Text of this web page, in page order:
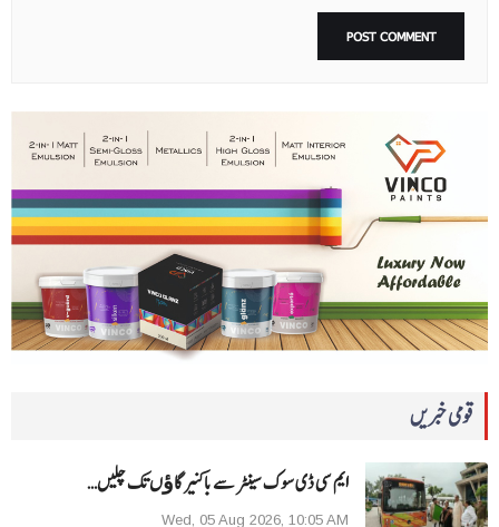
قومی خبریں
ایم سی ڈی سوک سینٹر سے باکنیر گاﺅں تک چلیں…
Wed, 05 Aug 2026, 10:05 AM